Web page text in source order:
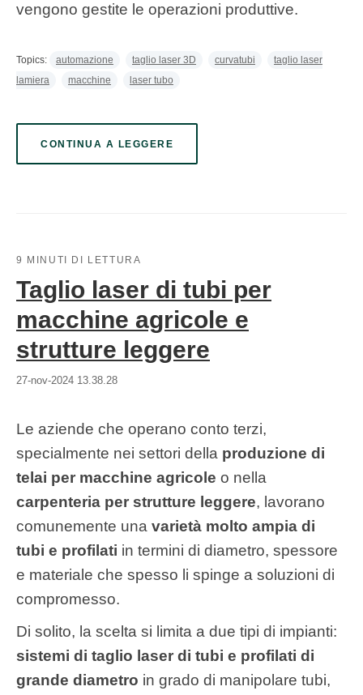
vengono gestite le operazioni produttive.
Topics: automazione taglio laser 3D curvatubi
taglio laser
lamiera
macchine laser tubo
CONTINUA A LEGGERE
9 MINUTI DI LETTURA
Taglio laser di tubi per
macchine agricole e
strutture leggere
27-nov-2024 13.38.28
Le aziende che operano conto terzi,
specialmente nei settori della produzione di
telai per macchine agricole o nella
carpenteria per strutture leggere, lavorano
comunemente una varietà molto ampia di
tubi e profilati in termini di diametro, spessore
e materiale che spesso li spinge a soluzioni di
compromesso.
Di solito, la scelta si limita a due tipi di impianti:
sistemi di taglio laser di tubi e profilati di
grande diametro in grado di manipolare tubi,